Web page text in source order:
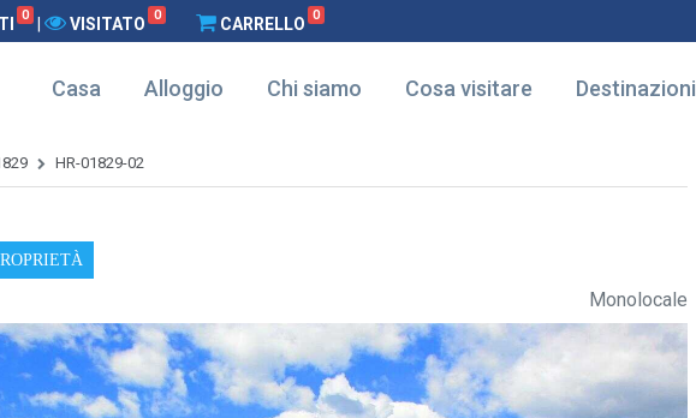
0 VISITATO 0 CARRELLO 0
Casa Alloggio Chi siamo Cosa visitare Destinazioni
HR-01829-02
Monolocale